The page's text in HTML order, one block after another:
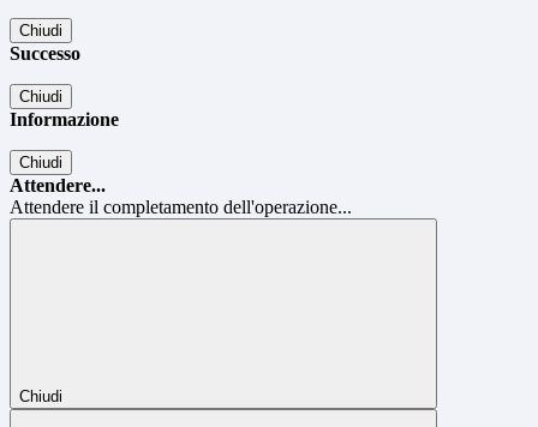
Chiudi
Successo
Chiudi
Informazione
Chiudi
Attendere...
Attendere il completamento dell'operazione...
Chiudi